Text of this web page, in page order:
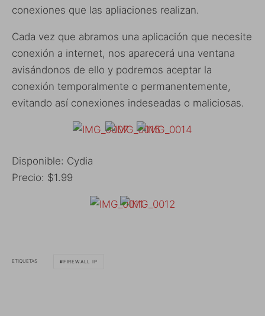
conexiones que las apliaciones realizan.
Cada vez que abramos una aplicación que necesite
conexión a internet, nos aparecerá una ventana
avisándonos de ello y podremos aceptar la
conexión temporalmente o permanentemente,
evitando así conexiones indeseadas o maliciosas.
Disponible: Cydia
Precio: $1.99
ETIQUETAS FIREWALL IP